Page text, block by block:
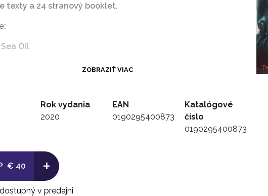
texty a 24 stranový booklet.
Oil
On The Move
ZOBRAZIŤ VIAC
Rok vydania
2020
EAN
0190295400873
Katalógové
číslo
0190295400873
€ 40 +
v predajni